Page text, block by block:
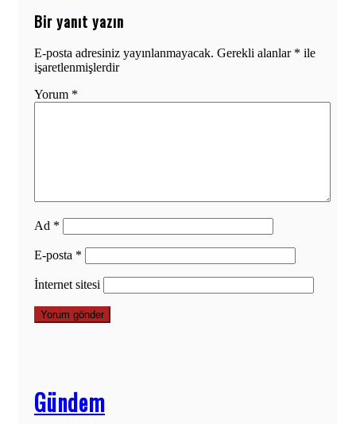
Bir yanıt yazın
E-posta adresiniz yayınlanmayacak. Gerekli alanlar * ile
işaretlenmişlerdir
Yorum *
Ad *
E-posta *
İnternet sitesi
Gündem